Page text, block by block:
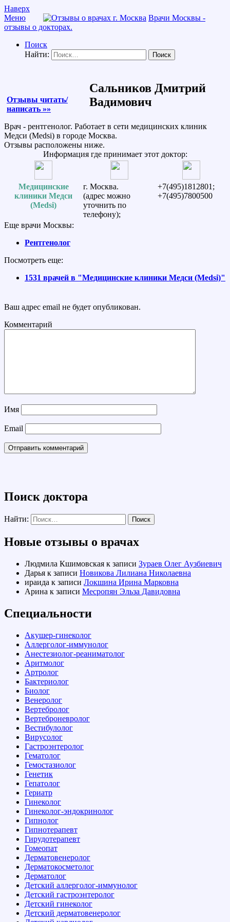
Наверх
Меню
Врачи Москвы -
отзывы о докторах.
Поиск
Найти:
Отзывы читать/
написать »»
Сальников Дмитрий
Вадимович
Врач - рентгенолог. Работает в сети медицинских клиник
Медси (Medsi) в городе Москва.
Отзывы расположены ниже.
Информация где принимает этот доктор:
Медицинские
клиники Медси
(Medsi)
г. Москва.
(адрес можно
уточнить по
телефону);
+7(495)1812801;
+7(495)7800500
Еще врачи Москвы:
Рентгенолог
Посмотреть еще:
1531 врачей в "Медицинские клиники Медси (Medsi)"
Ваш адрес email не будет опубликован.
Комментарий
Имя
Email
Поиск доктора
Найти:
Новые отзывы о врачах
Людмила Кшимовская к записи Зураев Олег Аузбиевич
Дарья к записи Новикова Лилиана Николаевна
ираида к записи Локшина Ирина Марковна
Арина к записи Месропян Эльза Давидовна
Специальности
Акушер-гинеколог
Аллерголог-иммунолог
Анестезиолог-реаниматолог
Аритмолог
Артролог
Бактериолог
Биолог
Венеролог
Вертебролог
Вертеброневролог
Вестибулолог
Вирусолог
Гастроэнтеролог
Гематолог
Гемостазиолог
Генетик
Гепатолог
Гериатр
Гинеколог
Гинеколог-эндокринолог
Гипнолог
Гипнотерапевт
Гирудотерапевт
Гомеопат
Дерматовенеролог
Дерматокосметолог
Дерматолог
Детский аллерголог-иммунолог
Детский гастроэнтеролог
Детский гинеколог
Детский дерматовенеролог